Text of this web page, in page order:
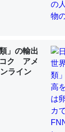
るし。
海にいないのか」に
てる。ぼちぼち
」の輸出
ク アメ
ライン